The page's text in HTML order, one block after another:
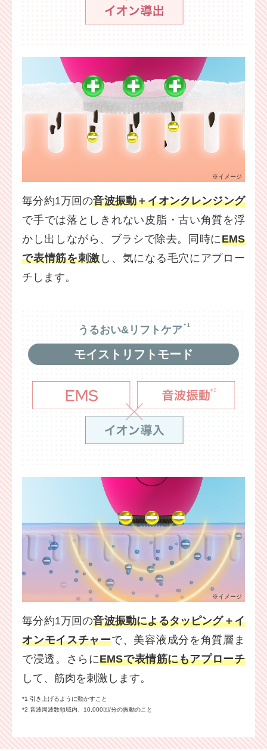
※イメージ
毎分約1万回の音波振動＋イオンクレンジング
で手では落としきれない皮脂・古い角質を浮
かし出しながら、ブラシで除去。同時にEMS
で表情筋を刺激 し、気になる毛穴にアプロー
チします。
うるおい&リフトケア＊1
モイストリフトモード
※イメージ
毎分約1万回の音波振動によるタッピング＋イ
オンモイスチャーで、美容液成分を角質層ま
で浸透。さらにEMSで表情筋にもアプローチ
して、筋肉を刺激します。
*1 引き上げるように動かすこと
*2 音波周波数領域内、10,000回/分の振動のこと